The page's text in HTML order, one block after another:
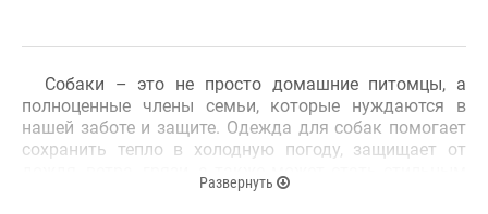
Собаки – это не просто домашние питомцы, а
полноценные члены семьи, которые нуждаются в
нашей заботе и защите. Одежда для собак помогает
сохранить тепло в холодную погоду, защищает от
дождя, ветра, грязи, а также может стать стильным
дополнением к образу вашего любимца. Особенно
Развернуть